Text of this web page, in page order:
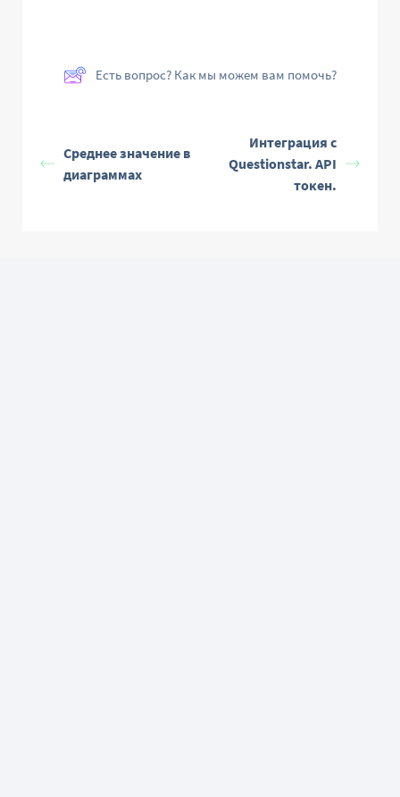
Есть вопрос? Как мы можем вам помочь?
Среднее значение в
диаграммах
Интеграция с
Questionstar. API
токен.